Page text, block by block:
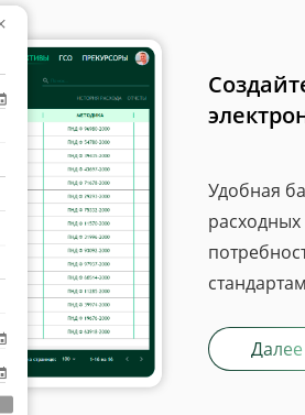
Удобная
расходных
Далее
формированием регулярных
этого мы вели учет в бумажных
формируем отчетность в